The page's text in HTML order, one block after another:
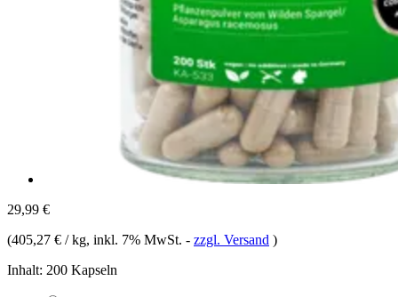
29,99 €
(405,27 € / kg, inkl. 7% MwSt. - zzgl. Versand )
Inhalt: 200 Kapseln